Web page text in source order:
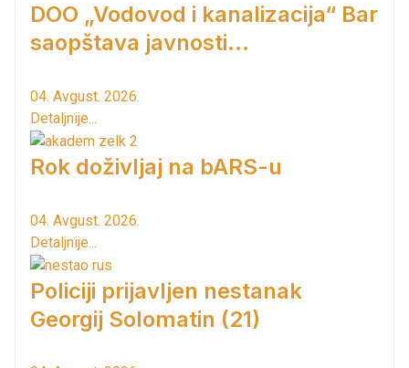
DOO „Vodovod i kanalizacija“ Bar
saopštava javnosti...
04. Avgust. 2026.
Detaljnije...
Rok doživljaj na bARS-u
04. Avgust. 2026.
Detaljnije...
Policiji prijavljen nestanak
Georgij Solomatin (21)